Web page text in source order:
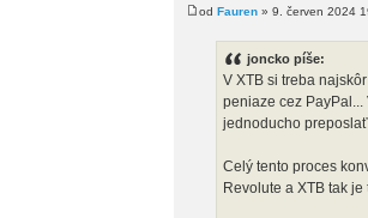
od Fauren » 9. červen 2024
joncko píše:
V XTB si treba
peniaze cez
jednoducho preposlať
Celý tento proces
Revolute a XTB tak